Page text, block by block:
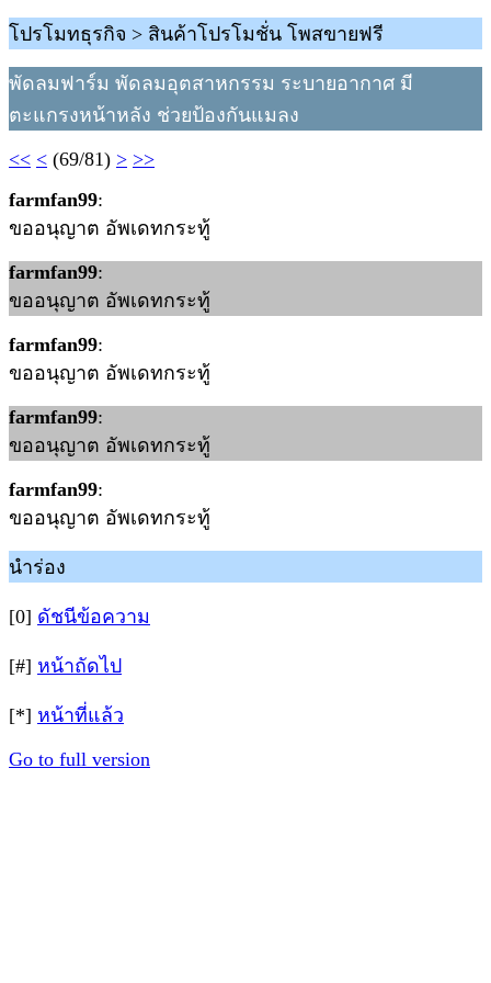
โปรโมทธุรกิจ > สินค้าโปรโมชั่น โพสขายฟรี
พัดลมฟาร์ม พัดลมอุตสาหกรรม ระบายอากาศ มี
ตะแกรงหน้าหลัง ช่วยป้องกันแมลง
<< < (69/81) > >>
farmfan99:
ขออนุญาต อัพเดทกระทู้
farmfan99:
ขออนุญาต อัพเดทกระทู้
farmfan99:
ขออนุญาต อัพเดทกระทู้
farmfan99:
ขออนุญาต อัพเดทกระทู้
farmfan99:
ขออนุญาต อัพเดทกระทู้
นำร่อง
[0] ดัชนีข้อความ
[#] หน้าถัดไป
[*] หน้าที่แล้ว
Go to full version